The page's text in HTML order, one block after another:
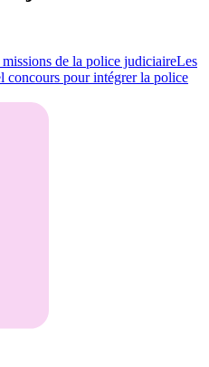
de la police judiciaireLes
concours pour intégrer la police